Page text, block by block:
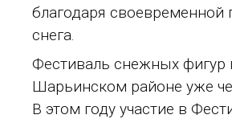
благодаря своевременной
снега.
Фестиваль снежных фигур
Шарьинском районе уже
В этом году участие в